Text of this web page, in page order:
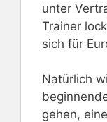
unter
Trainer
sich für
Natürlich
gehen,